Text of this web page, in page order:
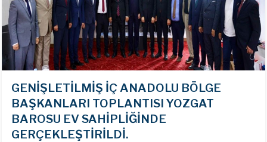
GENİŞLETİLMİŞ İÇ ANADOLU BÖLGE
BAŞKANLARI TOPLANTISI YOZGAT
BAROSU EV SAHİPLİĞİNDE
GERÇEKLEŞTİRİLDİ.